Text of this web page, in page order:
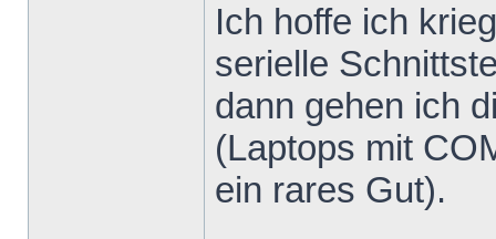
Ich hoffe ich
serielle
dann gehen ich
(Laptops mit
ein rares Gut).